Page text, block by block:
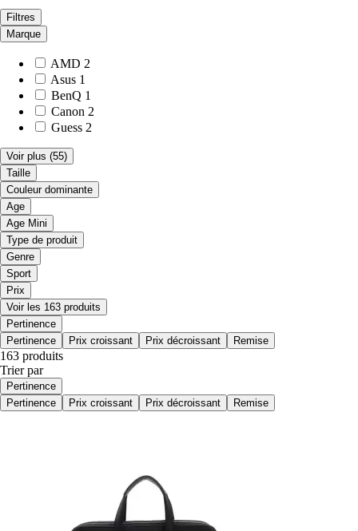
Filtres
Marque
AMD 2
Asus 1
BenQ 1
Canon 2
Guess 2
Voir plus (55)
Taille
Couleur dominante
Age
Age Mini
Type de produit
Genre
Sport
Prix
Voir les 163 produits
Pertinence
Pertinence
Prix croissant Prix décroissant Remise
163 produits
Trier par
Pertinence
Pertinence
Prix croissant Prix décroissant Remise